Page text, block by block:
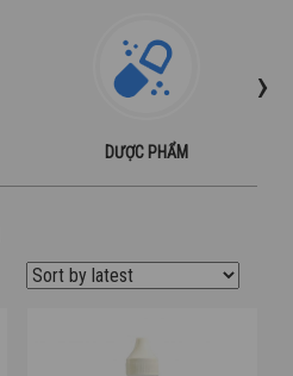
DƯỢC PHẨM
›